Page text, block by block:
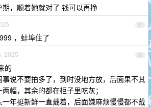
，顺着她就对了 钱可以再挣
67
，蚌埠住了
68
2025
的
说不要拍多了，到时没地方放，后面果不其
幅，其余的都在柜子里吃灰；
年挺新鲜一直戴着，后面嫌麻烦慢慢都不戴